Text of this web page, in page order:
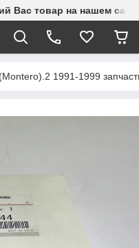
Вас товар на нашем
1991-1999